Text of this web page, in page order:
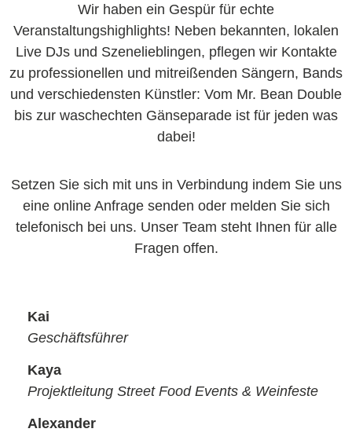
Wir haben ein Gespür für echte
Veranstaltungshighlights! Neben bekannten, lokalen
Live DJs und Szenelieblingen, pflegen wir Kontakte
zu professionellen und mitreißenden Sängern, Bands
und verschiedensten Künstler: Vom Mr. Bean Double
bis zur waschechten Gänseparade ist für jeden was
dabei!
Setzen Sie sich mit uns in Verbindung indem Sie uns
eine online Anfrage senden oder melden Sie sich
telefonisch bei uns. Unser Team steht Ihnen für alle
Fragen offen.
Kai
Geschäftsführer
Kaya
Projektleitung Street Food Events & Weinfeste
Alexander